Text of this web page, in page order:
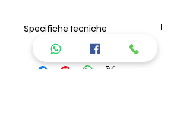
Specifiche tecniche
Per il lavaggio seguire
attentamente le istruzioni riportate